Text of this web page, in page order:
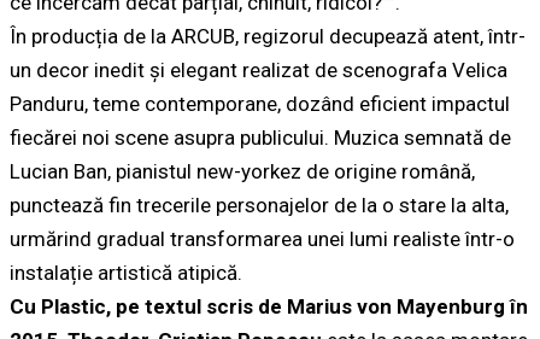
În producția de la ARCUB, regizorul decupează atent, într-
un decor inedit și elegant realizat de scenografa Velica
Panduru, teme contemporane, dozând eficient impactul
fiecărei noi scene asupra publicului. Muzica semnată de
Lucian Ban, pianistul new-yorkez de origine română,
punctează fin trecerile personajelor de la o stare la alta,
urmărind gradual transformarea unei lumi realiste într-o
instalație artistică atipică.
Cu Plastic, pe textul scris de Marius von Mayenburg în